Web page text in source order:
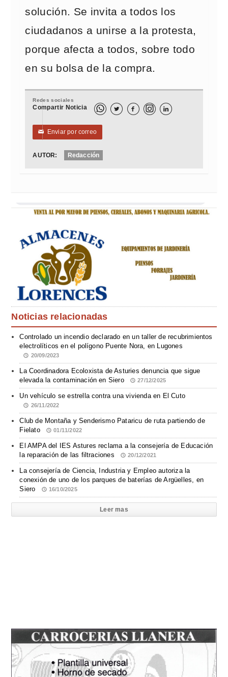
solución. Se invita a todos los
ciudadanos a unirse a la protesta,
porque afecta a todos, sobre todo
en su bolsa de la compra.
Redes sociales
Compartir Noticia   
✉ Enviar por correo
AUTOR: Redacción
Noticias relacionadas
Controlado un incendio declarado en un taller de recubrimientos
electrolíticos en el polígono Puente Nora, en Lugones
20/09/2023
La Coordinadora Ecoloxista de Asturies denuncia que sigue
elevada la contaminación en Siero
27/12/2025
Un vehículo se estrella contra una vivienda en El Cuto
26/11/2022
Club de Montaña y Senderismo Pataricu de ruta partiendo de
Fielato
01/11/2022
El AMPA del IES Astures reclama a la consejería de Educación
la reparación de las filtraciones
20/12/2021
La consejería de Ciencia, Industria y Empleo autoriza la
conexión de uno de los parques de baterías de Argüelles, en
Siero
16/10/2025
Leer mas